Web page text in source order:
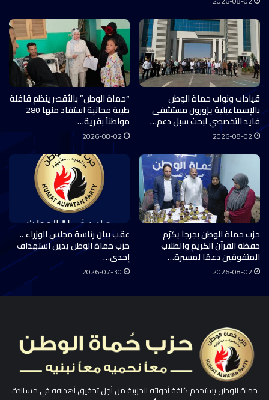
قيادات ونواب حماة الوطن
بالإسماعيلية يزورون مستشفى
فايد التخصصي لبحث سبل دعم…
2026-08-02
“حماة الوطن” بالأقصر ينظم قافلة
طبية مجانية استفاد منها 280
مواطناً بقرية…
2026-08-02
حزب حماة الوطن بجرجا يكرّم
حفظة القرآن الكريم والطلاب
المتفوقين دعمًا لمسيرة…
2026-08-02
عقب بيان رئاسة مجلس الوزراء ..
حزب حماة الوطن يدين استهداف
إحدى…
2026-07-30
حماة الوطن يستخدم كافة أدواته الحزبية من أجل تحقيق أهدافه في مساندة